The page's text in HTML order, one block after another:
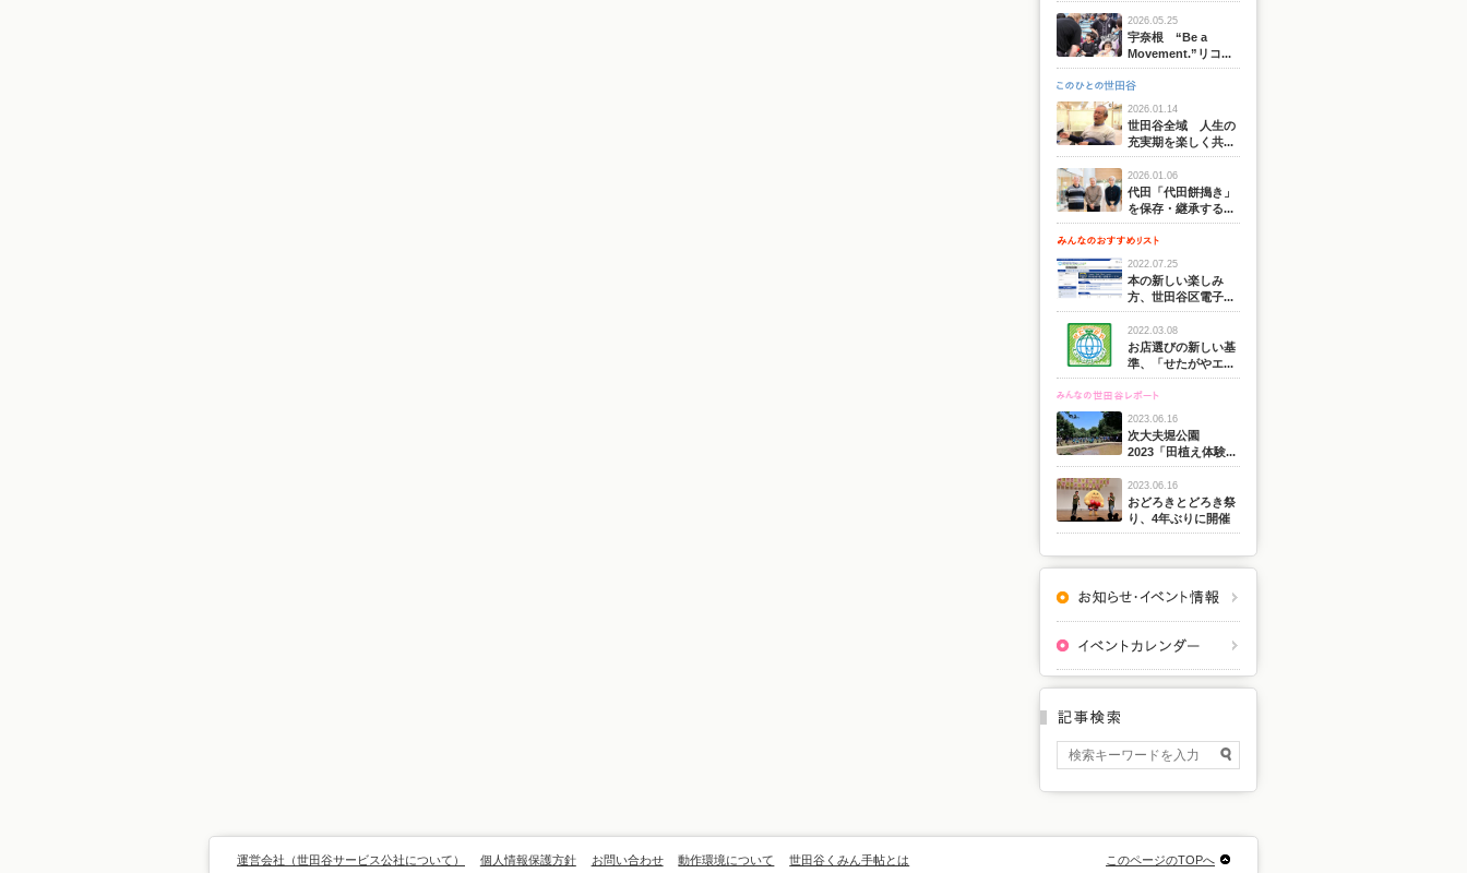
2026.05.25
宇奈根 “Be a
Movement.”リコ...
2026.01.14
世田谷全域 人生の
充実期を楽しく共...
2026.01.06
代田「代田餅搗き」
を保存・継承する...
2022.07.25
本の新しい楽しみ
方、世田谷区電子...
2022.03.08
お店選びの新しい基
準、「せたがやエ...
2023.06.16
次大夫堀公園
2023「田植え体験...
2023.06.16
おどろきとどろき祭
り、4年ぶりに開催
運営会社（世田谷サービス公社について） 個人情報保護方針 お問い合わせ 動作環境について 世田谷くみん手帖とは このページのTOPへ